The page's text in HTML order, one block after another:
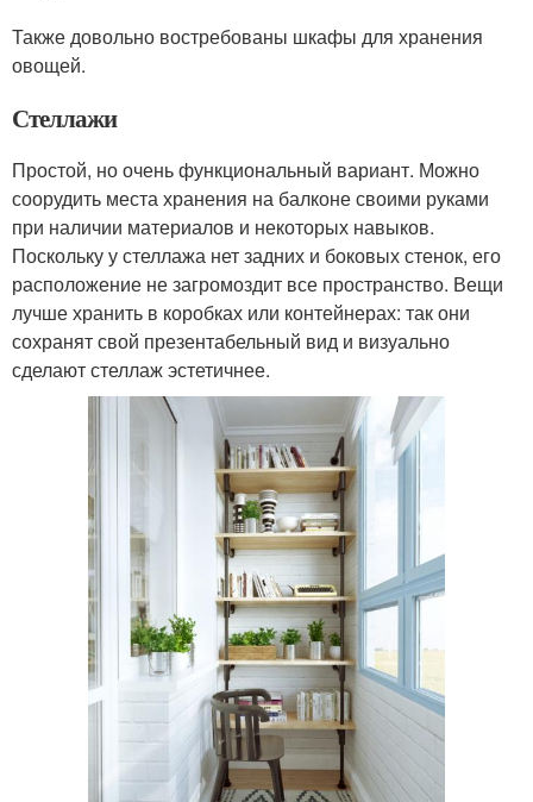
Также довольно востребованы шкафы для хранения
овощей.
Стеллажи
Простой, но очень функциональный вариант. Можно
соорудить места хранения на балконе своими руками
при наличии материалов и некоторых навыков.
Поскольку у стеллажа нет задних и боковых стенок, его
расположение не загромоздит все пространство. Вещи
лучше хранить в коробках или контейнерах: так они
сохранят свой презентабельный вид и визуально
сделают стеллаж эстетичнее.